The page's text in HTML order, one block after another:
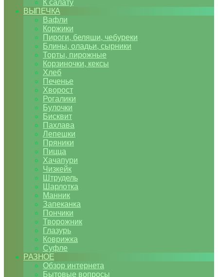
К салату
ВЫПЕЧКА
Вафли
Коржики
Пироги, беляши, чебуреки
Блины, оладьи, сырники
Торты, пирожные
Корзиночки, кексы
Хлеб
Печенье
Хворост
Рогалики
Булочки
Бисквит
Пахлава
Лепешки
Пряники
Пицца
Хачапури
Чизкейк
Штрудель
Шарлотка
Манник
Запеканка
Пончики
Творожник
Глазурь
Коврижка
Суфле
РАЗНОЕ
Обзор интернета
Бытовые вопросы